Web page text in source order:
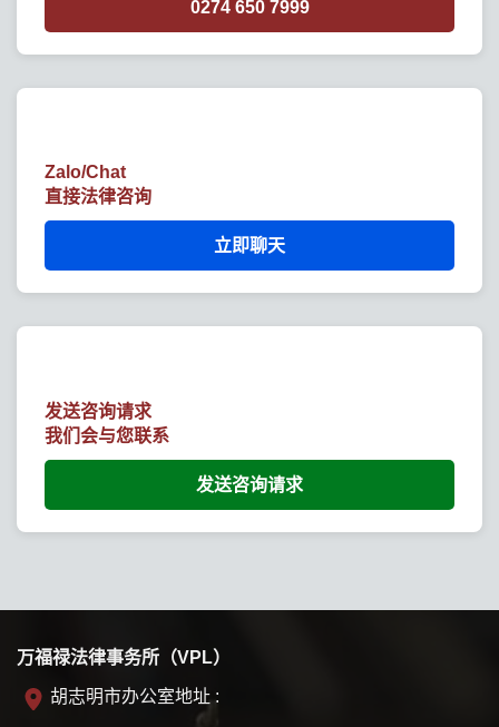
0274 650 7999
Zalo/Chat
直接法律咨询
立即聊天
发送咨询请求
我们会与您联系
发送咨询请求
万福禄法律事务所（VPL）
胡志明市办公室地址 :